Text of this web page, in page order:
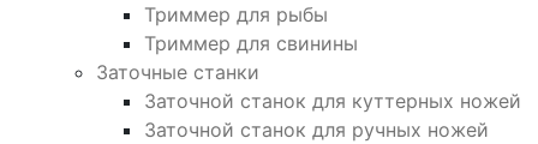
Триммер для рыбы
Триммер для свинины
Заточные станки
Заточной станок для куттерных ножей
Заточной станок для ручных ножей